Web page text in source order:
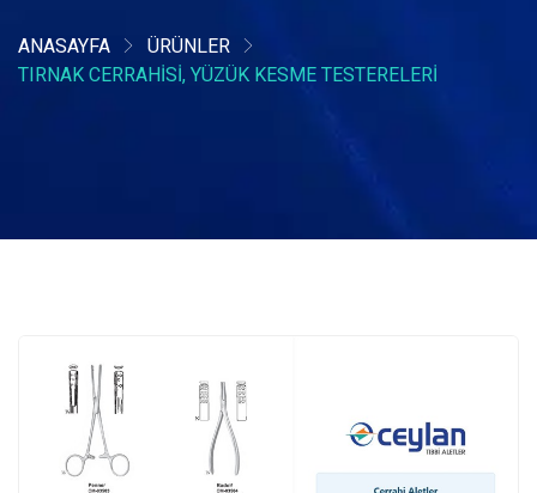
ANASAYFA
ÜRÜNLER
TIRNAK CERRAHISI, YÜZÜK KESME TESTERELERI